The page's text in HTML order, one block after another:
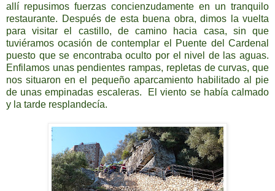
allí repusimos fuerzas concienzudamente en un tranquilo
restaurante. Después de esta buena obra, dimos la vuelta
para visitar el castillo, de camino hacia casa, sin que
tuviéramos ocasión de contemplar el Puente del Cardenal
puesto que se encontraba oculto por el nivel de las aguas.
Enfilamos unas pendientes rampas, repletas de curvas, que
nos situaron en el pequeño aparcamiento habilitado al pie
de unas empinadas escaleras. El viento se había calmado
y la tarde resplandecía.